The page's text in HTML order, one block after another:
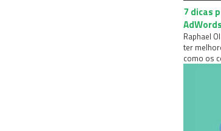
7 dicas
Raphael
ter
como os